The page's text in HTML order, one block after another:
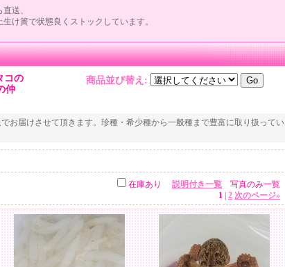
送、
け簀で状態良くストックしています。
コの
仲
商品並び替え :
お届けさせて頂きます。珍種・希少種から一般種まで豊富に取り扱ってい
在庫あり 説明付き一覧 写真のみ一覧
1 2 次のページ»